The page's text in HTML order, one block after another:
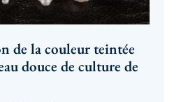
de la couleur teintée
douce de culture de